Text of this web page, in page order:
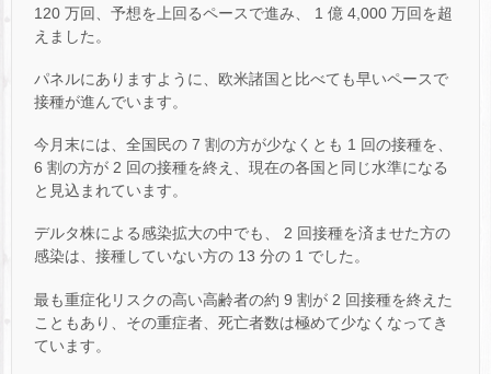
120 万回、予想を上回るペースで進み、 1 億 4,000 万回を超
えました。
パネルにありますように、欧米諸国と比べても早いペースで
接種が進んでいます。
今月末には、全国民の 7 割の方が少なくとも 1 回の接種を、
6 割の方が 2 回の接種を終え、現在の各国と同じ水準になる
と見込まれています。
デルタ株による感染拡大の中でも、 2 回接種を済ませた方の
感染は、接種していない方の 13 分の 1 でした。
最も重症化リスクの高い高齢者の約 9 割が 2 回接種を終えた
こともあり、その重症者、死亡者数は極めて少なくなってき
ています。